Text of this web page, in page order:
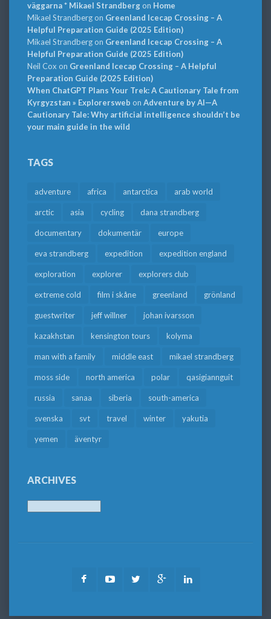
väggarna * Mikael Strandbergon Home
Mikael Strandbergon Greenland Icecap Crossing – A
Helpful Preparation Guide (2025 Edition)
Mikael Strandbergon Greenland Icecap Crossing – A
Helpful Preparation Guide (2025 Edition)
Neil Cox on Greenland Icecap Crossing – A Helpful
Preparation Guide (2025 Edition)
When ChatGPT Plans Your Trek: A Cautionary Tale from
Kyrgyzstan » Explorersweb on Adventure by AI—A
Cautionary Tale: Why artificial intelligence shouldn’t be
your main guide in the wild
TAGS
adventure africa antarctica arab world
arctic asia cycling dana strandberg
documentary dokumentär europe
eva strandberg expedition expedition england
exploration explorer explorers club
extreme cold film i skåne greenland grönland
guestwriter jeff willner johan ivarsson
kazakhstan kensington tours kolyma
man with a family middle east mikael strandberg
moss side north america polar qasigiannguit
russia sanaa siberia south-america
svenska svt travel winter yakutia
yemen äventyr
ARCHIVES
FacebookYoutubeTwitter Google